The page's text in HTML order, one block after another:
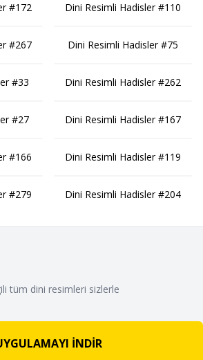
İNDİR
#172
#267
#33
#27
#166
#279
Dini Resimli Hadisler #110
Dini Resimli Hadisler #75
Dini Resimli Hadisler #262
Dini Resimli Hadisler #167
Dini Resimli Hadisler #119
Dini Resimli Hadisler #204
tüm dini resimleri sizlerle